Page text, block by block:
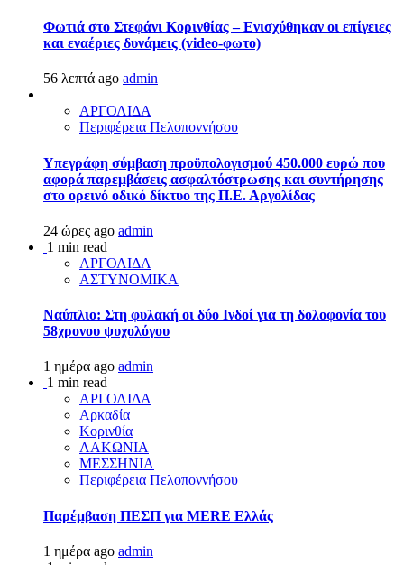
Φωτιά στο Στεφάνι Κορινθίας – Ενισχύθηκαν οι επίγειες
και εναέριες δυνάμεις (video-φωτο)
56 λεπτά ago admin
ΑΡΓΟΛΙΔΑ
Περιφέρεια Πελοποννήσου
Υπεγράφη σύμβαση προϋπολογισμού 450.000 ευρώ που
αφορά παρεμβάσεις ασφαλτόστρωσης και συντήρησης
στο ορεινό οδικό δίκτυο της Π.Ε. Αργολίδας
24 ώρες ago admin
1 min read
ΑΡΓΟΛΙΔΑ
ΑΣΤΥΝΟΜΙΚΑ
Ναύπλιο: Στη φυλακή οι δύο Ινδοί για τη δολοφονία του
58χρονου ψυχολόγου
1 ημέρα ago admin
1 min read
ΑΡΓΟΛΙΔΑ
Αρκαδία
Κορινθία
ΛΑΚΩΝΙΑ
ΜΕΣΣΗΝΙΑ
Περιφέρεια Πελοποννήσου
Παρέμβαση ΠΕΣΠ για MERE Ελλάς
1 ημέρα ago admin